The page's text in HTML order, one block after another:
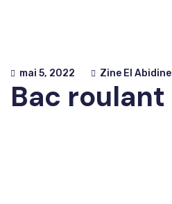
mai 5, 2022 Zine El Abidine
Bac roulant